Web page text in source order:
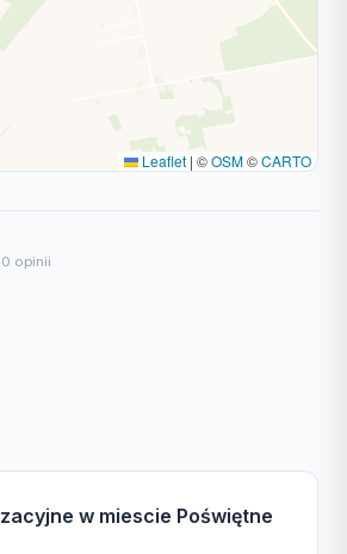
Leaflet | ©OSM©CARTO
opinii
w miescie Poświętne